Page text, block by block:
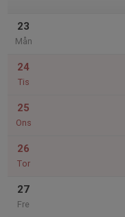
23
Mån
24
Tis
25
Ons
26
Tor
27
Fre